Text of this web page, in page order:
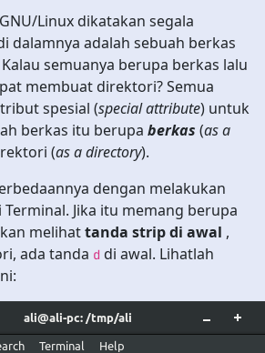
Linux dikatakan segala
dalamnya adalah sebuah berkas
Kalau semuanya berupa berkas lalu
membuat direktori? Semua
spesial (special attribute) untuk
berkas itu berupa berkas (as a
(as a directory).
dengan melakukan
Terminal. Jika itu memang berupa
melihattanda strip di awal ,
ada tanda d di awal. Lihatlah